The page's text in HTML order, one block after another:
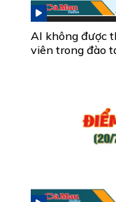
AI không được
viên trong đào